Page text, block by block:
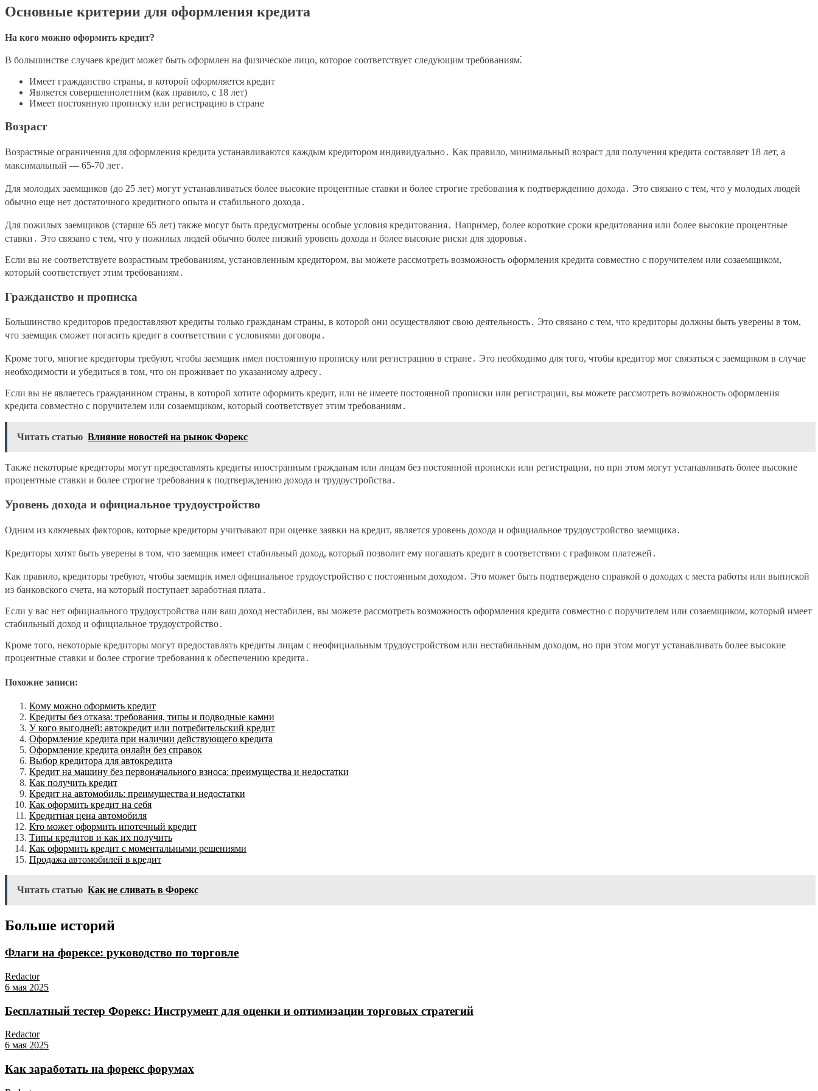
Основные критерии для оформления кредита
На кого можно оформить кредит?
В большинстве случаев кредит может быть оформлен на физическое лицо, которое соответствует следующим требованиям⁚
Имеет гражданство страны, в которой оформляется кредит
Является совершеннолетним (как правило, с 18 лет)
Имеет постоянную прописку или регистрацию в стране
Возраст
Возрастные ограничения для оформления кредита устанавливаются каждым кредитором индивидуально․ Как правило, минимальный возраст для получения кредита составляет 18 лет, а
максимальный ― 65-70 лет․
Для молодых заемщиков (до 25 лет) могут устанавливаться более высокие процентные ставки и более строгие требования к подтверждению дохода․ Это связано с тем, что у молодых людей
обычно еще нет достаточного кредитного опыта и стабильного дохода․
Для пожилых заемщиков (старше 65 лет) также могут быть предусмотрены особые условия кредитования․ Например, более короткие сроки кредитования или более высокие процентные
ставки․ Это связано с тем, что у пожилых людей обычно более низкий уровень дохода и более высокие риски для здоровья․
Если вы не соответствуете возрастным требованиям, установленным кредитором, вы можете рассмотреть возможность оформления кредита совместно с поручителем или созаемщиком,
который соответствует этим требованиям․
Гражданство и прописка
Большинство кредиторов предоставляют кредиты только гражданам страны, в которой они осуществляют свою деятельность․ Это связано с тем, что кредиторы должны быть уверены в том,
что заемщик сможет погасить кредит в соответствии с условиями договора․
Кроме того, многие кредиторы требуют, чтобы заемщик имел постоянную прописку или регистрацию в стране․ Это необходимо для того, чтобы кредитор мог связаться с заемщиком в случае
необходимости и убедиться в том, что он проживает по указанному адресу․
Если вы не являетесь гражданином страны, в которой хотите оформить кредит, или не имеете постоянной прописки или регистрации, вы можете рассмотреть возможность оформления
кредита совместно с поручителем или созаемщиком, который соответствует этим требованиям․
Читать статью Влияние новостей на рынок Форекс
Также некоторые кредиторы могут предоставлять кредиты иностранным гражданам или лицам без постоянной прописки или регистрации, но при этом могут устанавливать более высокие
процентные ставки и более строгие требования к подтверждению дохода и трудоустройства․
Уровень дохода и официальное трудоустройство
Одним из ключевых факторов, которые кредиторы учитывают при оценке заявки на кредит, является уровень дохода и официальное трудоустройство заемщика․
Кредиторы хотят быть уверены в том, что заемщик имеет стабильный доход, который позволит ему погашать кредит в соответствии с графиком платежей․
Как правило, кредиторы требуют, чтобы заемщик имел официальное трудоустройство с постоянным доходом․ Это может быть подтверждено справкой о доходах с места работы или выпиской
из банковского счета, на который поступает заработная плата․
Если у вас нет официального трудоустройства или ваш доход нестабилен, вы можете рассмотреть возможность оформления кредита совместно с поручителем или созаемщиком, который имеет
стабильный доход и официальное трудоустройство․
Кроме того, некоторые кредиторы могут предоставлять кредиты лицам с неофициальным трудоустройством или нестабильным доходом, но при этом могут устанавливать более высокие
процентные ставки и более строгие требования к обеспечению кредита․
Похожие записи:
Кому можно оформить кредит
Кредиты без отказа: требования, типы и подводные камни
У кого выгодней: автокредит или потребительский кредит
Оформление кредита при наличии действующего кредита
Оформление кредита онлайн без справок
Выбор кредитора для автокредита
Кредит на машину без первоначального взноса: преимущества и недостатки
Как получить кредит
Кредит на автомобиль: преимущества и недостатки
Как оформить кредит на себя
Кредитная цена автомобиля
Кто может оформить ипотечный кредит
Типы кредитов и как их получить
Как оформить кредит с моментальными решениями
Продажа автомобилей в кредит
Читать статью Как не сливать в Форекс
Больше историй
Флаги на форексе: руководство по торговле
Redactor
6 мая 2025
Бесплатный тестер Форекс: Инструмент для оценки и оптимизации торговых стратегий
Redactor
6 мая 2025
Как заработать на форекс форумах